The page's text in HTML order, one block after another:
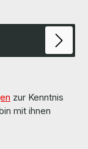
zur Kenntnis
mit ihnen